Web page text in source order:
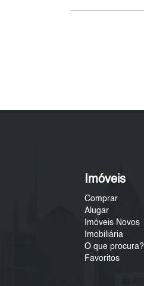
Imóveis
Comprar
Alugar
Imóveis Novos
Imobiliária
O que procura?
Favoritos